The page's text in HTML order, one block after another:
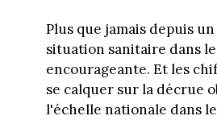
Plus que jamais depuis un
situation sanitaire dans
encourageante. Et les
se calquer sur la décrue
l'échelle nationale dans